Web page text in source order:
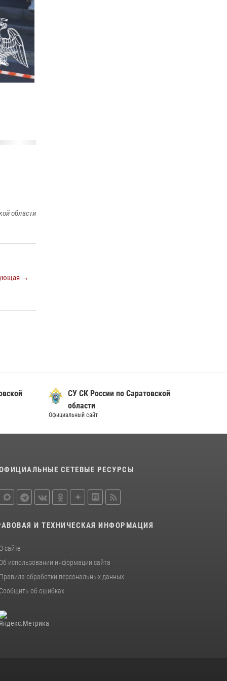
области
→
СУ СК России по Саратовской
области
Официальный сайт
СЕТЕВЫЕ РЕСУРСЫ
И ТЕХНИЧЕСКАЯ ИНФОРМАЦИЯ
О сайте
Об использовании информации сайта
Правила обработки персональных данных
Сообщить об ошибках